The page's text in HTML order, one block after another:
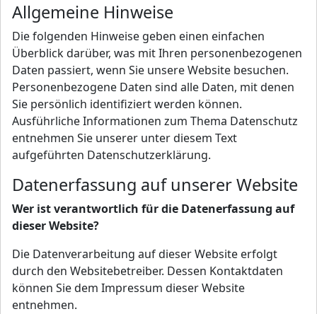
Allgemeine Hinweise
Die folgenden Hinweise geben einen einfachen
Überblick darüber, was mit Ihren personenbezogenen
Daten passiert, wenn Sie unsere Website besuchen.
Personenbezogene Daten sind alle Daten, mit denen
Sie persönlich identifiziert werden können.
Ausführliche Informationen zum Thema Datenschutz
entnehmen Sie unserer unter diesem Text
aufgeführten Datenschutzerklärung.
Datenerfassung auf unserer Website
Wer ist verantwortlich für die Datenerfassung auf
dieser Website?
Die Datenverarbeitung auf dieser Website erfolgt
durch den Websitebetreiber. Dessen Kontaktdaten
können Sie dem Impressum dieser Website
entnehmen.